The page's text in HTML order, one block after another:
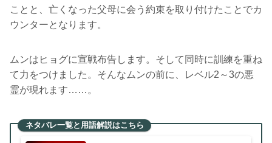
ことと、亡くなった父母に会う約束を取り付けたことでカ
ウンターとなります。
ムンはヒョグに宣戦布告します。そして同時に訓練を重ね
て力をつけました。そんなムンの前に、レベル2～3の悪
霊が現れます……。
ネタバレ一覧と用語解説はこちら